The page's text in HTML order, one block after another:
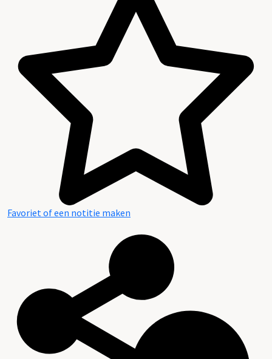
Favoriet of een notitie maken